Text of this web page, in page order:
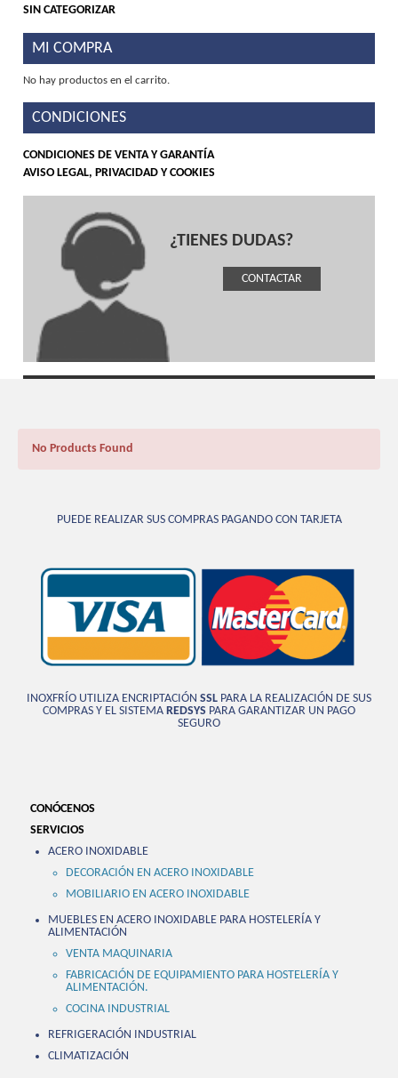
SIN CATEGORIZAR
MI COMPRA
No hay productos en el carrito.
CONDICIONES
CONDICIONES DE VENTA Y GARANTÍA
AVISO LEGAL, PRIVACIDAD Y COOKIES
¿TIENES DUDAS?
CONTACTAR
No Products Found
PUEDE REALIZAR SUS COMPRAS PAGANDO CON TARJETA
INOXFRÍO UTILIZA ENCRIPTACIÓN SSL PARA LA REALIZACIÓN DE SUS
COMPRAS Y EL SISTEMA REDSYS PARA GARANTIZAR UN PAGO
SEGURO
CONÓCENOS
SERVICIOS
ACERO INOXIDABLE
DECORACIÓN EN ACERO INOXIDABLE
MOBILIARIO EN ACERO INOXIDABLE
MUEBLES EN ACERO INOXIDABLE PARA HOSTELERÍA Y
ALIMENTACIÓN
VENTA MAQUINARIA
FABRICACIÓN DE EQUIPAMIENTO PARA HOSTELERÍA Y
ALIMENTACIÓN.
COCINA INDUSTRIAL
REFRIGERACIÓN INDUSTRIAL
CLIMATIZACIÓN